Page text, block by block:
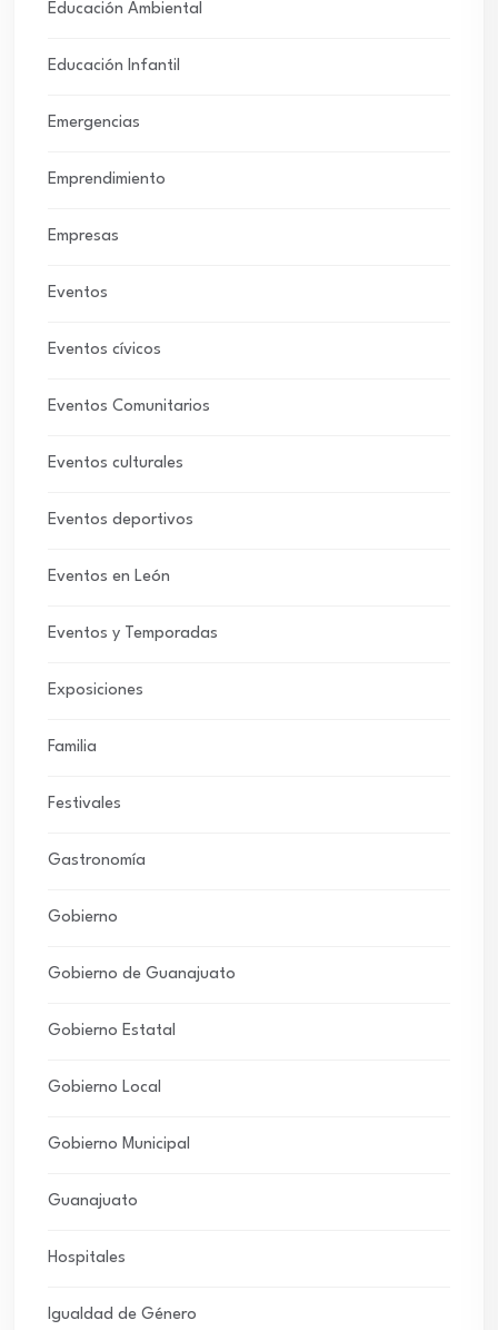
Educación Ambiental
Educación Infantil
Emergencias
Emprendimiento
Empresas
Eventos
Eventos cívicos
Eventos Comunitarios
Eventos culturales
Eventos deportivos
Eventos en León
Eventos y Temporadas
Exposiciones
Familia
Festivales
Gastronomía
Gobierno
Gobierno de Guanajuato
Gobierno Estatal
Gobierno Local
Gobierno Municipal
Guanajuato
Hospitales
Igualdad de Género